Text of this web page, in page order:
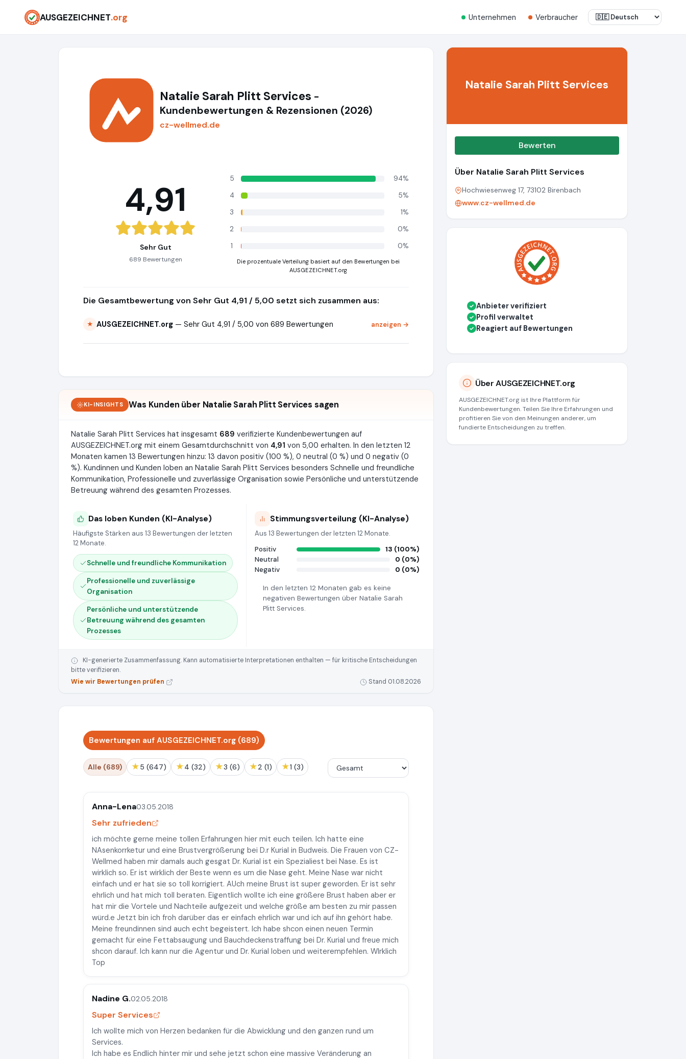
AUSGEZEICHNET.org Unternehmen Verbraucher
Natalie Sarah Plitt Services -
Kundenbewertungen & Rezensionen (2026)
cz-wellmed.de
4,91
Sehr Gut
689 Bewertungen
5
94%
4
5%
3
1%
2
0%
1
0%
Die prozentuale Verteilung basiert auf den Bewertungen bei
AUSGEZEICHNET.org
Die Gesamtbewertung von Sehr Gut 4,91 / 5,00 setzt sich zusammen aus:
★ AUSGEZEICHNET.org — Sehr Gut 4,91 / 5,00 von 689 Bewertungen anzeigen →
KI-INSIGHTS Was Kunden über Natalie Sarah Plitt Services sagen
Natalie Sarah Plitt Services hat insgesamt 689 verifizierte Kundenbewertungen auf
AUSGEZEICHNET.org mit einem Gesamtdurchschnitt von 4,91 von 5,00 erhalten. In den letzten 12
Monaten kamen 13 Bewertungen hinzu: 13 davon positiv (100 %), 0 neutral (0 %) und 0 negativ (0
%). Kundinnen und Kunden loben an Natalie Sarah Plitt Services besonders Schnelle und freundliche
Kommunikation, Professionelle und zuverlässige Organisation sowie Persönliche und unterstützende
Betreuung während des gesamten Prozesses.
Das loben Kunden (KI-Analyse)
Häufigste Stärken aus 13 Bewertungen der letzten
12 Monate.
Schnelle und freundliche Kommunikation
Professionelle und zuverlässige
Organisation
Persönliche und unterstützende
Betreuung während des gesamten
Prozesses
Stimmungsverteilung (KI-Analyse)
Aus 13 Bewertungen der letzten 12 Monate.
Positiv
13 (100%)
Neutral
0 (0%)
Negativ
0 (0%)
In den letzten 12 Monaten gab es keine
negativen Bewertungen über Natalie Sarah
Plitt Services.
KI-generierte Zusammenfassung. Kann automatisierte Interpretationen enthalten — für kritische Entscheidungen
bitte verifizieren.
Wie wir Bewertungen prüfen
Stand 01.08.2026
Bewertungen auf AUSGEZEICHNET.org (689)
Alle (689) ★ 5 (647) ★ 4 (32) ★ 3 (6) ★ 2 (1) ★ 1 (3)
Anna-Lena03.05.2018
Sehr zufrieden
ich möchte gerne meine tollen Erfahrungen hier mit euch teilen. Ich hatte eine
NAsenkorrketur und eine Brustvergrößerung bei D.r Kurial in Budweis. Die Frauen von CZ-
Wellmed haben mir damals auch gesgat Dr. Kurial ist ein Spezialiest bei Nase. Es ist
wirklich so. Er ist wirklich der Beste wenn es um die Nase geht. Meine Nase war nicht
einfach und er hat sie so toll korrigiert. AUch meine Brust ist super geworden. Er ist sehr
ehrlich und hat mich toll beraten. Eigentlich wollte ich eine größere Brust haben aber er
hat mir die Vortele und Nachteile aufgezeit und welche größe am besten zu mir passen
würd.e Jetzt bin ich froh darüber das er einfach ehrlich war und ich auf ihn gehört habe.
Meine freundinnen sind auch echt begeistert. Ich habe shcon einen neuen Termin
gemacht für eine Fettabsaugung und Bauchdeckenstraffung bei Dr. Kurial und freue mich
shcon darauf. Ich kann nur die Agentur und Dr. Kurial loben und weiterempfehlen. WIrklich
Top
Nadine G.02.05.2018
Super Services
Ich wollte mich von Herzen bedanken für die Abwicklung und den ganzen rund um
Services.
Ich habe es Endlich hinter mir und sehe jetzt schon eine massive Veränderung an
Natalie Sarah Plitt Services
Bewerten
Über Natalie Sarah Plitt Services
Hochwiesenweg 17, 73102 Birenbach
www.cz-wellmed.de
✓ Anbieter verifiziert
✓ Profil verwaltet
✓ Reagiert auf Bewertungen
Über AUSGEZEICHNET.org
AUSGEZEICHNET.org ist Ihre Plattform für
Kundenbewertungen. Teilen Sie Ihre Erfahrungen und
profitieren Sie von den Meinungen anderer, um
fundierte Entscheidungen zu treffen.